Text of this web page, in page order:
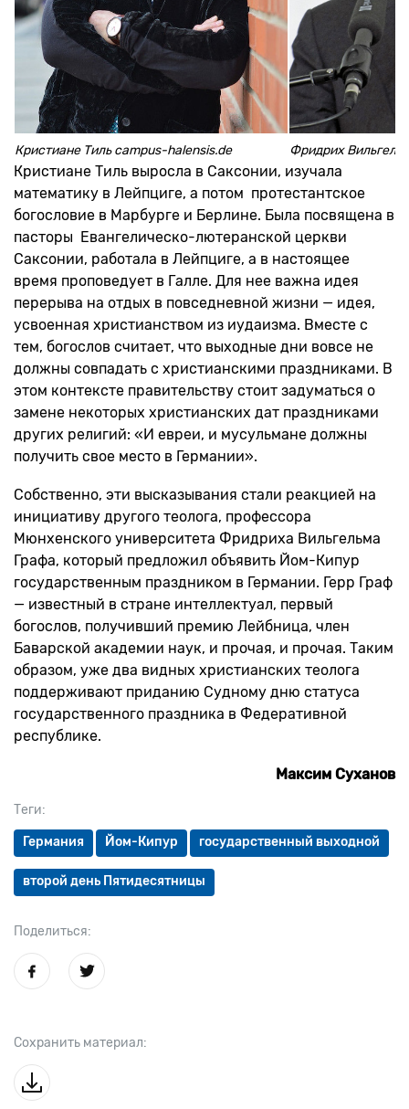
Теги:
Германия Йом-Кипур государственный выходной
второй день Пятидесятницы
Поделиться:
Сохранить материал:
Кристиане Тиль campus-halensis.de Фридрих
Кристиане Тиль выросла в Саксонии, изучала
математику в Лейпциге, а потом протестантское
богословие в Марбурге и Берлине. Была посвящена в
пасторы Евангелическо-лютеранской церкви
Саксонии, работала в Лейпциге, а в настоящее
время проповедует в Галле. Для нее важна идея
перерыва на отдых в повседневной жизни — идея,
усвоенная христианством из иудаизма. Вместе с
тем, богослов считает, что выходные дни вовсе не
должны совпадать с христианскими праздниками. В
этом контексте правительству стоит задуматься о
замене некоторых христианских дат праздниками
других религий: «И евреи, и мусульмане должны
получить свое место в Германии».
Собственно, эти высказывания стали реакцией на
инициативу другого теолога, профессора
Мюнхенского университета Фридриха Вильгельма
Графа, который предложил объявить Йом-Кипур
государственным праздником в Германии. Герр Граф
— известный в стране интеллектуал, первый
богослов, получивший премию Лейбница, член
Баварской академии наук, и прочая, и прочая. Таким
образом, уже два видных христианских теолога
поддерживают приданию Судному дню статуса
государственного праздника в Федеративной
республике.
Максим Суханов